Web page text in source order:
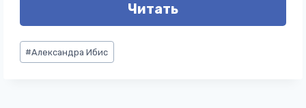
Читать
Метки
записи:
#Александра Ибис